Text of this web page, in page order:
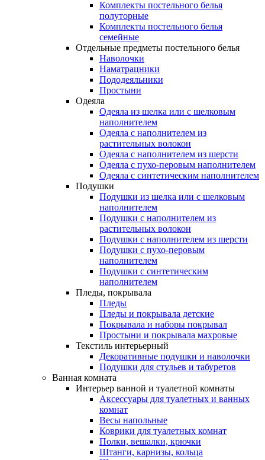
Комплекты постельного белья
полуторные
Комплекты постельного белья
семейные
Отдельные предметы постельного белья
Наволочки
Наматрацники
Пододеяльники
Простыни
Одеяла
Одеяла из шелка или с шелковым
наполнителем
Одеяла с наполнителем из
растительных волокон
Одеяла с наполнителем из шерсти
Одеяла с пухо-перовым наполнителем
Одеяла с синтетическим наполнителем
Подушки
Подушки из шелка или с шелковым
наполнителем
Подушки с наполнителем из
растительных волокон
Подушки с наполнителем из шерсти
Подушки с пухо-перовым
наполнителем
Подушки с синтетическим
наполнителем
Пледы, покрывала
Пледы
Пледы и покрывала детские
Покрывала и наборы покрывал
Простыни и покрывала махровые
Текстиль интерьерный
Декоративные подушки и наволочки
Подушки для стульев и табуретов
Ванная комната
Интерьер ванной и туалетной комнаты
Аксессуары для туалетных и ванных
комнат
Весы напольные
Коврики для туалетных комнат
Полки, вешалки, крючки
Штанги, карнизы, кольца